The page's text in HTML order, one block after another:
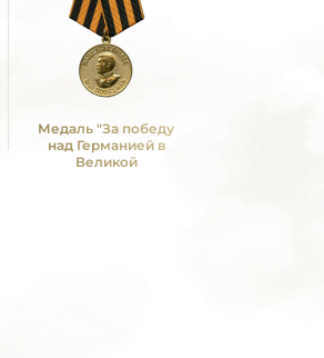
Медаль "За победу
над Германией в
Великой